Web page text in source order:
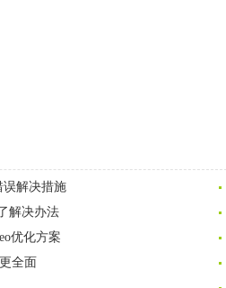
误解决措施
解决办法
优化方案
全面